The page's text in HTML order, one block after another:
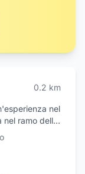
0.2 km
nel
nel ramo della
grande
L'obiettivo
garantire al
esigenze e